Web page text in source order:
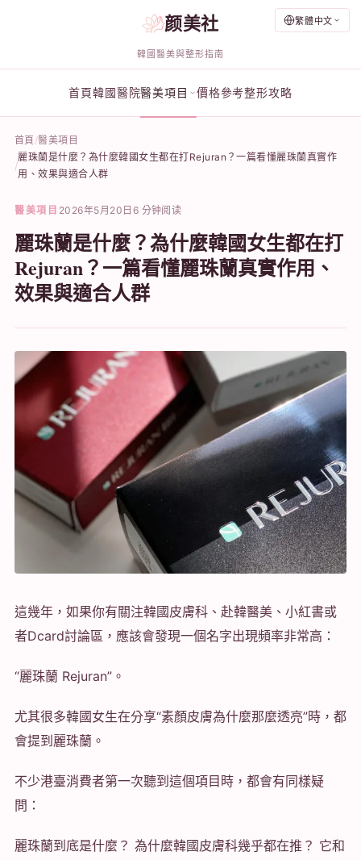
繁體中文
颜美社
韓國醫美與整形指南
首頁韓國醫院醫美項目 價格參考整形攻略
首頁 醫美項目
麗珠蘭是什麼？為什麼韓國女生都在打Rejuran？一篇看懂麗珠蘭真實作
用、效果與適合人群
醫美項目 2026年5月20日 6 分钟阅读
麗珠蘭是什麼？為什麼韓國女生都在打
Rejuran？一篇看懂麗珠蘭真實作用、
效果與適合人群
這幾年，如果你有關注韓國皮膚科、赴韓醫美、小紅書或
者Dcard討論區，應該會發現一個名字出現頻率非常高：
“麗珠蘭 Rejuran”。
尤其很多韓國女生在分享“素顏皮膚為什麼那麼透亮”時，都
會提到麗珠蘭。
不少港臺消費者第一次聽到這個項目時，都會有同樣疑
問：
麗珠蘭到底是什麼？ 為什麼韓國皮膚科幾乎都在推？ 它和